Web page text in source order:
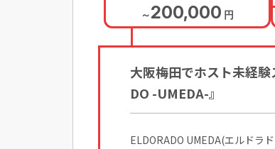
～200,000 円
大阪梅田でホスト未経
DO -UMEDA-』
ELDORADO UMEDA(エルドラ